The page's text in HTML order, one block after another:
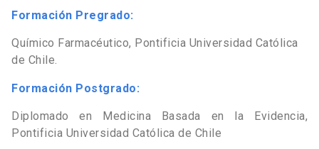
Formación Pregrado:
Químico Farmacéutico, Pontificia Universidad Católica
de Chile.
Formación Postgrado:
Diplomado en Medicina Basada en la Evidencia,
Pontificia Universidad Católica de Chile